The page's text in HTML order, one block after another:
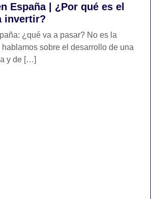
España | ¿Por qué es el
invertir?
¿qué va a pasar? No es la
sobre el desarrollo de una
y de […]